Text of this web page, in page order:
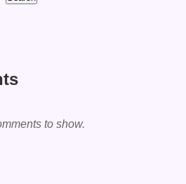
to show.